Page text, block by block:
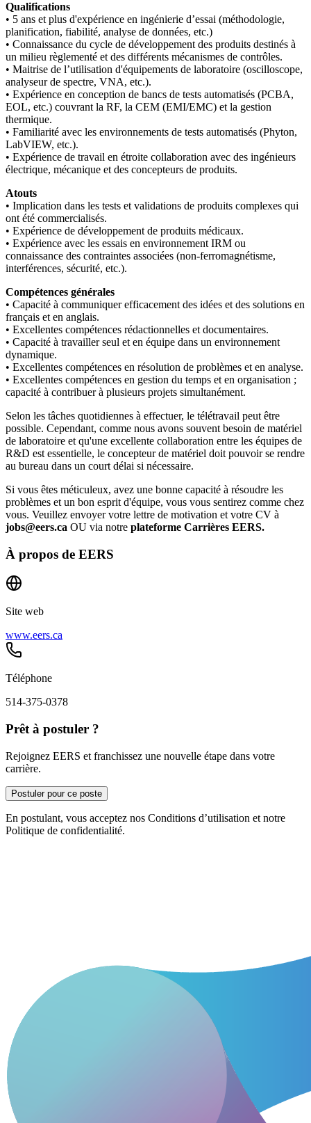
Qualifications
• 5 ans et plus d'expérience en ingénierie d’essai (méthodologie,
planification, fiabilité, analyse de données, etc.)
• Connaissance du cycle de développement des produits destinés à
un milieu règlementé et des différents mécanismes de contrôles.
• Maitrise de l’utilisation d'équipements de laboratoire (oscilloscope,
analyseur de spectre, VNA, etc.).
• Expérience en conception de bancs de tests automatisés (PCBA,
EOL, etc.) couvrant la RF, la CEM (EMI/EMC) et la gestion
thermique.
• Familiarité avec les environnements de tests automatisés (Phyton,
LabVIEW, etc.).
• Expérience de travail en étroite collaboration avec des ingénieurs
électrique, mécanique et des concepteurs de produits.
Atouts
• Implication dans les tests et validations de produits complexes qui
ont été commercialisés.
• Expérience de développement de produits médicaux.
• Expérience avec les essais en environnement IRM ou
connaissance des contraintes associées (non-ferromagnétisme,
interférences, sécurité, etc.).
Compétences générales
• Capacité à communiquer efficacement des idées et des solutions en
français et en anglais.
• Excellentes compétences rédactionnelles et documentaires.
• Capacité à travailler seul et en équipe dans un environnement
dynamique.
• Excellentes compétences en résolution de problèmes et en analyse.
• Excellentes compétences en gestion du temps et en organisation ;
capacité à contribuer à plusieurs projets simultanément.
Selon les tâches quotidiennes à effectuer, le télétravail peut être
possible. Cependant, comme nous avons souvent besoin de matériel
de laboratoire et qu'une excellente collaboration entre les équipes de
R&D est essentielle, le concepteur de matériel doit pouvoir se rendre
au bureau dans un court délai si nécessaire.
Si vous êtes méticuleux, avez une bonne capacité à résoudre les
problèmes et un bon esprit d'équipe, vous vous sentirez comme chez
vous. Veuillez envoyer votre lettre de motivation et votre CV à
jobs@eers.ca OU via notre plateforme Carrières EERS.
À propos de EERS
Site web
www.eers.ca
Téléphone
514-375-0378
Prêt à postuler ?
Rejoignez EERS et franchissez une nouvelle étape dans votre
carrière.
Postuler pour ce poste
En postulant, vous acceptez nos Conditions d’utilisation et notre
Politique de confidentialité.